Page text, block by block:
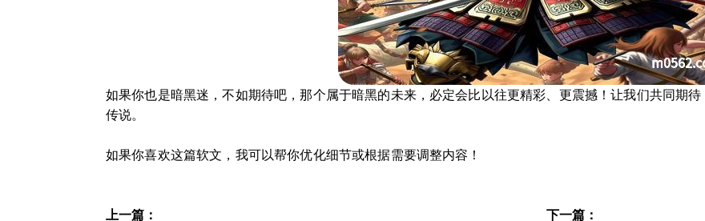
如果你也是暗黑迷，不如期待吧，那个属于暗黑的未来，必定会比以往更精彩、更震撼！让我们共同期
传说。
如果你喜欢这篇软文，我可以帮你优化细节或根据需要调整内容！
上一篇： 下一篇：